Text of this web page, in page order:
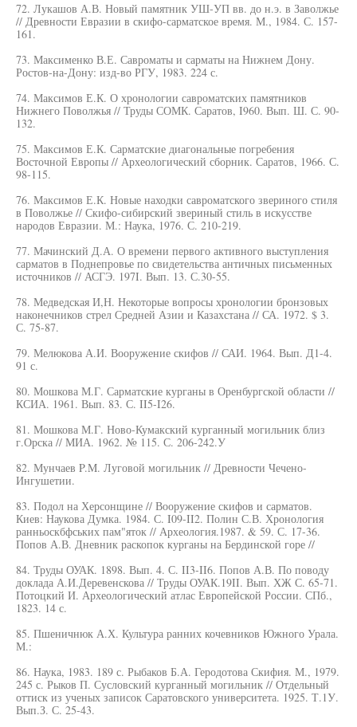
72. Лукашов А.В. Новый памятник УШ-УП вв. до н.э. в Заволжье
// Древности Евразии в скифо-сарматское время. М., 1984. С. 157-
161.
73. Максименко В.Е. Савроматы и сарматы на Нижнем Дону.
Ростов-на-Дону: изд-во РГУ, 1983. 224 с.
74. Максимов Е.К. О хронологии савроматских памятников
Нижнего Поволжья // Труды СОМК. Саратов, I960. Вып. Ш. С. 90-
132.
75. Максимов Е.К. Сарматские диагональные погребения
Восточной Европы // Археологический сборник. Саратов, 1966. С.
98-115.
76. Максимов Е.К. Новые находки савроматского звериного стиля
в Поволжье // Скифо-сибирский звериный стиль в искусстве
народов Евразии. М.: Наука, 1976. С. 210-219.
77. Мачинский Д.А. О времени первого активного выступления
сарматов в Поднепровье по свидетельства античных письменных
источников // АСГЭ. 197I. Вып. 13. С.30-55.
78. Медведская И,Н. Некоторые вопросы хронологии бронзовых
наконечников стрел Средней Азии и Казахстана // СА. 1972. $ 3.
С. 75-87.
79. Мелюкова А.И. Вооружение скифов // САИ. 1964. Вып. Д1-4.
91 с.
80. Мошкова М.Г. Сарматские курганы в Оренбургской области //
КСИА. 1961. Вып. 83. С. II5-I26.
81. Мошкова М.Г. Ново-Кумакский курганный могильник близ
г.Орска // МИА. 1962. № 115. С. 206-242.У
82. Мунчаев P.M. Луговой могильник // Древности Чечено-
Ингушетии.
83. Подол на Херсонщине // Вооружение скифов и сарматов.
Киев: Наукова Думка. 1984. С. I09-II2. Полин С.В. Хронология
ранньоскбфських пам"яток // Археология.1987. & 59. С. 17-36.
Попов А.В. Дневник раскопок курганы на Бердинской горе //
84. Труды ОУАК. 1898. Вып. 4. С. II3-II6. Попов А.В. По поводу
доклада А.И.Деревенскова // Труды ОУАК.19II. Вып. ХЖ С. 65-71.
Потоцкий И. Археологический атлас Европейской России. СПб.,
1823. 14 с.
85. Пшеничнюк А.Х. Культура ранних кочевников Южного Урала.
М.:
86. Наука, 1983. 189 с. Рыбаков Б.А. Геродотова Скифия. М., 1979.
245 с. Рыков П. Сусловский курганный могильник // Отдельный
оттиск из ученых записок Саратовского университета. 1925. Т.1У.
Вып.З. С. 25-43.